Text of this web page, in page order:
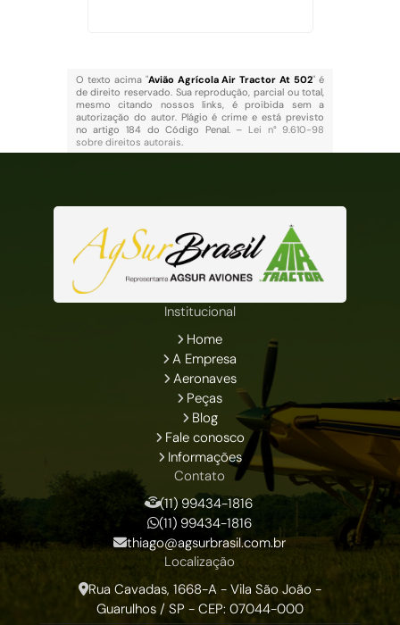
O texto acima "Avião Agrícola Air Tractor At 502" é
de direito reservado. Sua reprodução, parcial ou total,
mesmo citando nossos links, é proibida sem a
autorização do autor. Plágio é crime e está previsto
no artigo 184 do Código Penal. – Lei n° 9.610-98
sobre direitos autorais.
Institucional
Home
A Empresa
Aeronaves
Peças
Blog
Fale conosco
Informações
Contato
(11) 99434-1816
(11) 99434-1816
thiago@agsurbrasil.com.br
Localização
Rua Cavadas, 1668-A - Vila São João -
Guarulhos / SP - CEP: 07044-000